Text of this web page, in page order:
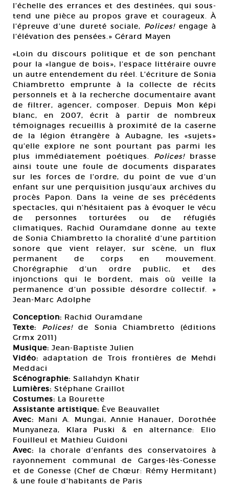
l’échelle des errances et des destinées, qui sous-
tend une pièce au propos grave et courageux. À
l’épreuve d’une dureté sociale, Polices!engage à
l’élévation des pensées.» Gérard Mayen
«Loin du discours politique et de son penchant
pour la «langue de bois», l’espace littéraire ouvre
un autre entendement du réel. L’écriture de Sonia
Chiambretto emprunte à la collecte de récits
personnels et à la recherche documentaire avant
de filtrer, agencer, composer. Depuis Mon képi
blanc, en 2007, écrit à partir de nombreux
témoignages recueillis à proximité de la caserne
de la légion étrangère à Aubagne, les «sujets»
qu’elle explore ne sont pourtant pas parmi les
plus immédiatement poétiques. Polices! brasse
ainsi toute une foule de documents disparates
sur les forces de l’ordre, du point de vue d’un
enfant sur une perquisition jusqu’aux archives du
procès Papon. Dans la veine de ses précédents
spectacles, qui n’hésitaient pas à évoquer le vécu
de personnes torturées ou de réfugiés
climatiques, Rachid Ouramdane donne au texte
de Sonia Chiambretto la choralité d’une partition
sonore que vient relayer, sur scène, un flux
permanent de corps en mouvement.
Chorégraphie d’un ordre public, et des
injonctions qui le bordent, mais où veille la
permanence d’un possible désordre collectif. »
Jean-Marc Adolphe
Conception: Rachid Ouramdane
Texte: Polices!de Sonia Chiambretto (éditions
Grmx 2011)
Musique: Jean-Baptiste Julien
Vidéo:adaptation de Trois frontières de Mehdi
Meddaci
Scénographie: Sallahdyn Khatir
Lumières: Stéphane Graillot
Costumes: La Bourette
Assistante artistique: Ève Beauvallet
Avec: Mani A. Mungai, Annie Hanauer, Dorothée
Munyaneza, Klara Puski & en alternance: Elio
Fouilleul et Mathieu Guidoni
Avec: la chorale d’enfants des conservatoires à
rayonnement communal de Garges-lès-Gonesse
et de Gonesse (Chef de Chœur: Rémy Hermitant)
& une foule d’habitants de Paris